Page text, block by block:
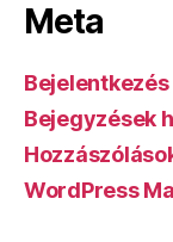
Meta
Bejelentkezés
Bejegyzések
WordPress